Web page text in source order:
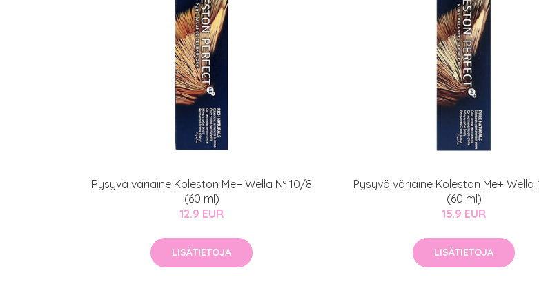
Pysyvä väriaine Koleston Me+ Wella Nº 10/8
(60 ml)
12.9 EUR
LISÄTIETOJA
Pysyvä väriaine Koleston Me+ Wella
(60 ml)
15.9 EUR
LISÄTIETOJA
Erikoistarjous
Sponsoriltamme
IdealofMeD Kauppa
Kaikki IdealofMeDin tuotteet -20 %!
Varaa konsultaatio
ja saat nyt myös -200 €
KATSO TARJOUS